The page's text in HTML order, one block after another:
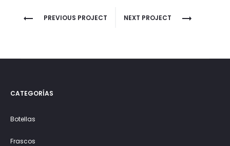
ProjectPREVIOUS PROJECT NEXT PROJECT
CATEGORÍAS
Botellas
Frascos